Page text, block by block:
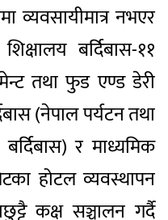
व्यवसायीमात्र नभएर
बर्दिबास-११
तथा फुड एण्ड डेरी
(नेपाल पर्यटन तथा
बर्दिबास) र माध्यमिक
होटल व्यवस्थापन
कक्ष सञ्चालन गर्दै